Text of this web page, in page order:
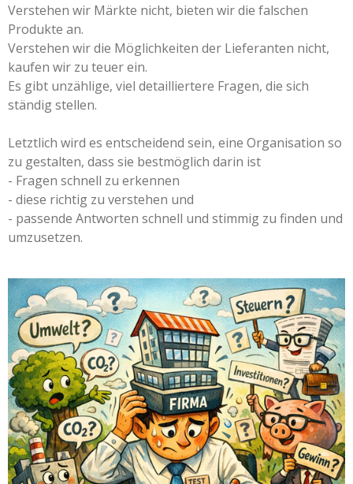
Verstehen wir Märkte nicht, bieten wir die falschen
Produkte an.
Verstehen wir die Möglichkeiten der Lieferanten nicht,
kaufen wir zu teuer ein.
Es gibt unzählige, viel detailliertere Fragen, die sich
ständig stellen.
Letztlich wird es entscheidend sein, eine Organisation so
zu gestalten, dass sie bestmöglich darin ist
- Fragen schnell zu erkennen
- diese richtig zu verstehen und
- passende Antworten schnell und stimmig zu finden und
umzusetzen.